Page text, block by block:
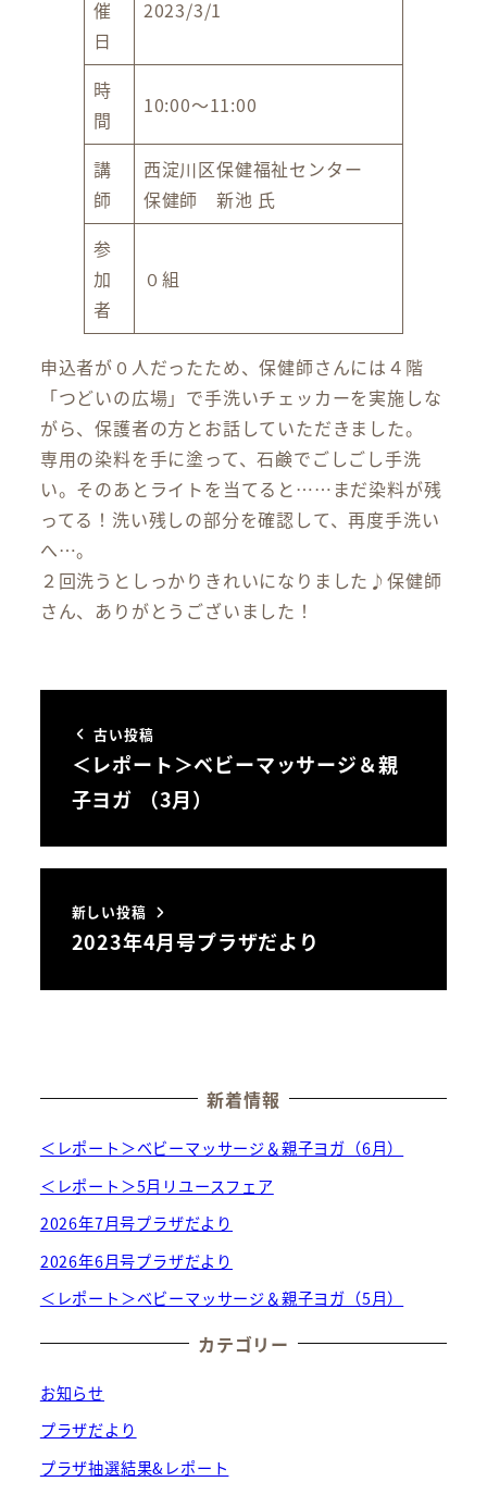
催
日
2023/3/1
時
間
10:00～11:00
講
師
西淀川区保健福祉センター
保健師 新池 氏
参
加
者
０組
申込者が０人だったため、保健師さんには４階
「つどいの広場」で手洗いチェッカーを実施しな
がら、保護者の方とお話していただきました。
専用の染料を手に塗って、石鹸でごしごし手洗
い。そのあとライトを当てると……まだ染料が残
ってる！洗い残しの部分を確認して、再度手洗い
へ…。
２回洗うとしっかりきれいになりました♪保健師
さん、ありがとうございました！
古い投稿
＜レポート＞ベビーマッサージ＆親
子ヨガ （3月）
新しい投稿
2023年4月号プラザだより
新着情報
＜レポート＞ベビーマッサージ＆親子ヨガ（6月）
＜レポート＞5月リユースフェア
2026年7月号プラザだより
2026年6月号プラザだより
＜レポート＞ベビーマッサージ＆親子ヨガ（5月）
カテゴリー
お知らせ
プラザだより
プラザ抽選結果&レポート